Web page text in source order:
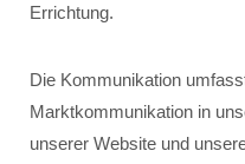
Errichtung.
Die Kommunikation
Marktkommunikation in
unserer Website und